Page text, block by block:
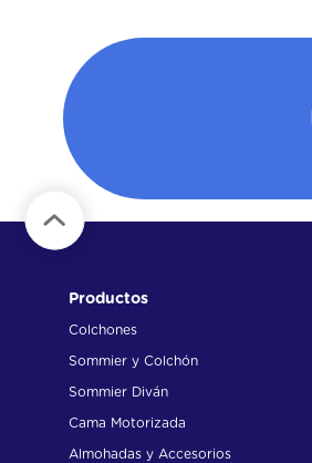
Productos
Colchones
Sommier y Colchón
Sommier Diván
Cama Motorizada
Almohadas y Accesorios